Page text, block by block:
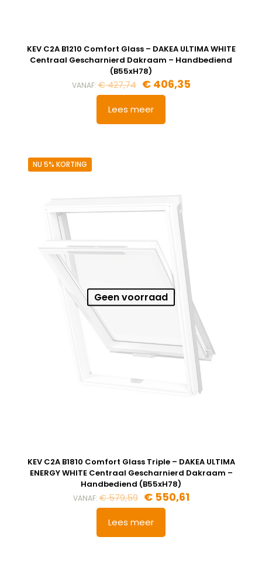
KEV C2A B1210 Comfort Glass – DAKEA ULTIMA WHITE
Centraal Gescharnierd Dakraam – Handbediend
(B55xH78)
VANAF:€427,74 €406,35
Lees meer
NU 5% KORTING
Geen voorraad
KEV C2A B1810 Comfort Glass Triple – DAKEA ULTIMA
ENERGY WHITE Centraal Gescharnierd Dakraam –
Handbediend (B55xH78)
VANAF:€579,59 €550,61
Lees meer